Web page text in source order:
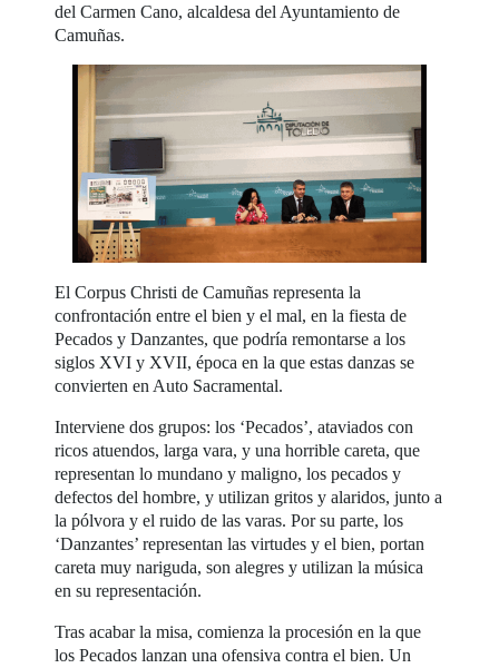
del Carmen Cano, alcaldesa del Ayuntamiento de
Camuñas.
El Corpus Christi de Camuñas representa la
confrontación entre el bien y el mal, en la fiesta de
Pecados y Danzantes, que podría remontarse a los
siglos XVI y XVII, época en la que estas danzas se
convierten en Auto Sacramental.
Interviene dos grupos: los ‘Pecados’, ataviados con
ricos atuendos, larga vara, y una horrible careta, que
representan lo mundano y maligno, los pecados y
defectos del hombre, y utilizan gritos y alaridos, junto a
la pólvora y el ruido de las varas. Por su parte, los
‘Danzantes’ representan las virtudes y el bien, portan
careta muy nariguda, son alegres y utilizan la música
en su representación.
Tras acabar la misa, comienza la procesión en la que
los Pecados lanzan una ofensiva contra el bien. Un